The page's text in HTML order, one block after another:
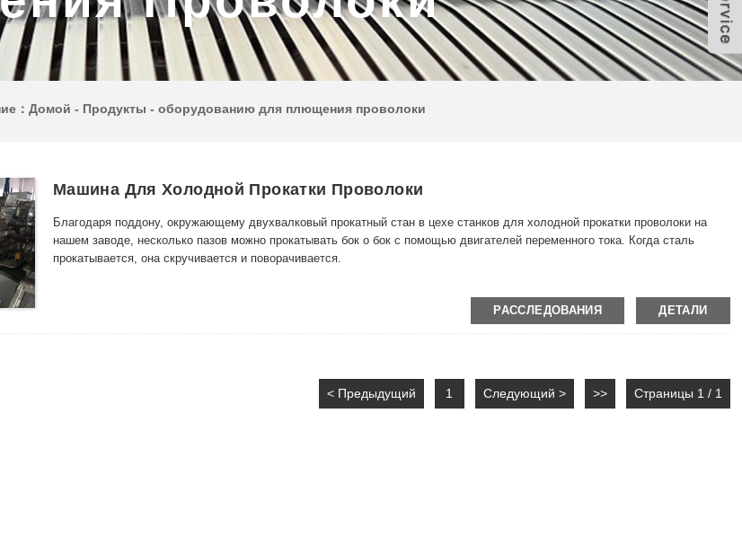
： Домой - Продукты - оборудованию для плющения проволоки
Машина Для Холодной Прокатки Проволоки
Благодаря поддону, окружающему двухвалковый прокатный стан в цехе станков для холодной прокатки проволоки на
нашем заводе, несколько пазов можно прокатывать бок о бок с помощью двигателей переменного тока. Когда сталь
прокатывается, она скручивается и поворачивается.
Стан для холодной прокатки проволоки полунепрерывного действия состоит из двухвалкового горизонтального
прокатного стана, в котором используется режим лоткового проката и кручение, чтобы прорези проката располагались бок
многоручьевая прокатка, скорость холодной прокатки составляет 20~30 м/с; машина для холодной прокатки прямой
РАССЛЕДОВАНИЯ ДЕТАЛИ
< Предыдущий 1 Следующий > >> Страницы 1 / 1